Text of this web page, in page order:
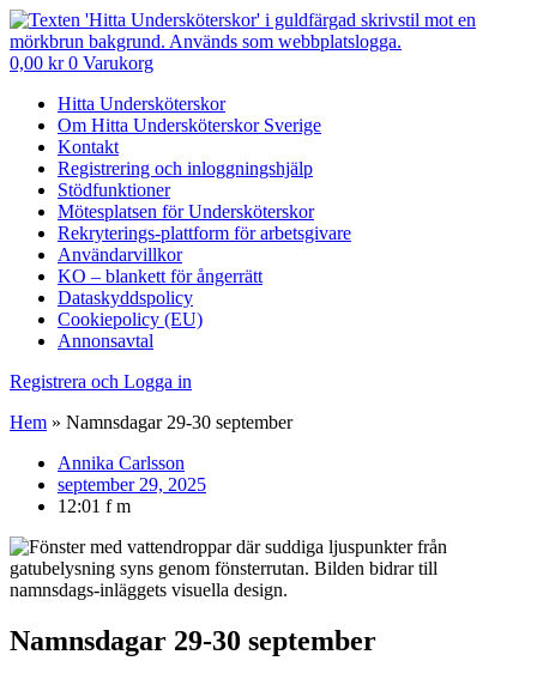
0,00 kr 0 Varukorg
Hitta Undersköterskor
Om Hitta Undersköterskor Sverige
Kontakt
Registrering och inloggningshjälp
Stödfunktioner
Mötesplatsen för Undersköterskor
Rekryterings-plattform för arbetsgivare
Användarvillkor
KO – blankett för ångerrätt
Dataskyddspolicy
Cookiepolicy (EU)
Annonsavtal
Registrera och Logga in
Hem » Namnsdagar 29-30 september
Annika Carlsson
september 29, 2025
12:01 f m
Namnsdagar 29-30 september